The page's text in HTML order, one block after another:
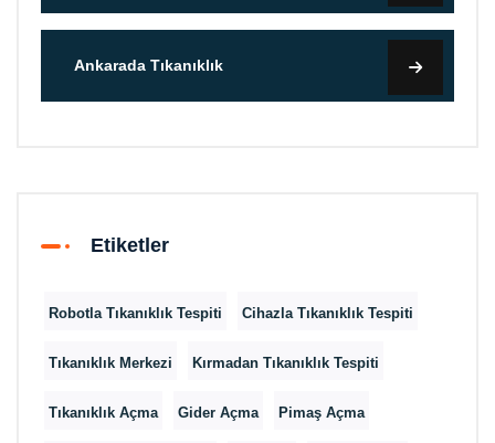
Ankarada Tıkanıklık
Etiketler
Robotla Tıkanıklık Tespiti Cihazla Tıkanıklık Tespiti
Tıkanıklık Merkezi Kırmadan Tıkanıklık Tespiti
Tıkanıklık Açma Gider Açma Pimaş Açma